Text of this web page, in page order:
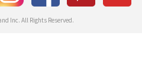
Inc. All Rights Reserved.